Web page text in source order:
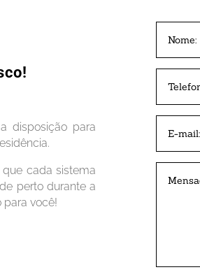
disposição para
cada sistema
perto durante a
para você!